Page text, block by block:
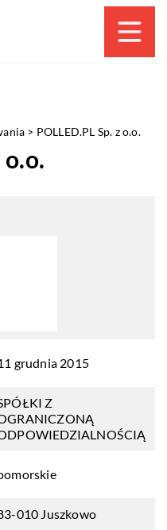
> POLLED.PL Sp. z o.o.
o.o.
grudnia 2015
Z
010 Juszkowo